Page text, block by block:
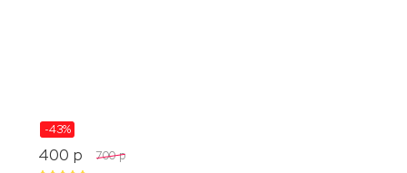
-43%
400 p 700 p